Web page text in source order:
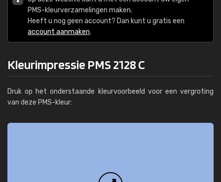
PMS-kleurverzamelingen maken.
Heeft u nog geen account? Dan kunt u gratis een
account aanmaken.
Kleurimpressie PMS 2128 C
Druk op het onderstaande kleurvoorbeeld voor een vergroting
van deze PMS-kleur: